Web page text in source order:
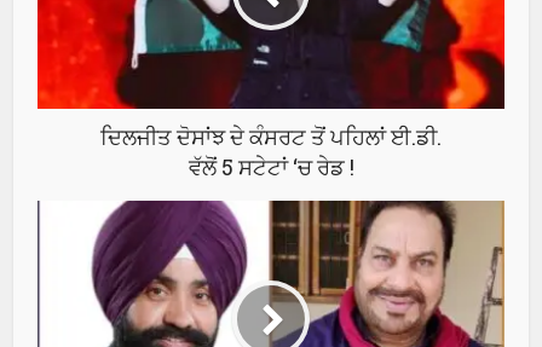
ਦਿਲਜੀਤ ਦੋਸਾਂਝ ਦੇ ਕੰਸਰਟ ਤੋਂ ਪਹਿਲਾਂ ਈ.ਡੀ.
ਵੱਲੋਂ 5 ਸਟੇਟਾਂ ‘ਚ ਰੇਡ !